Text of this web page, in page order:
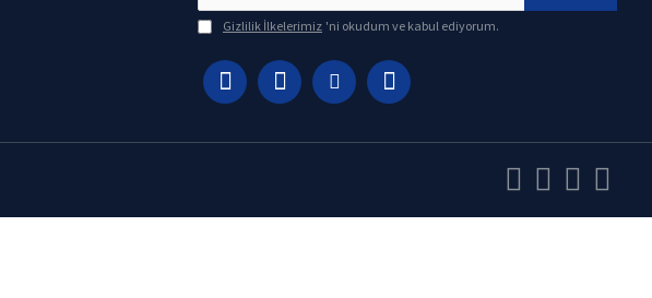
Gizlilik İlkelerimiz 'ni okudum ve kabul ediyorum.